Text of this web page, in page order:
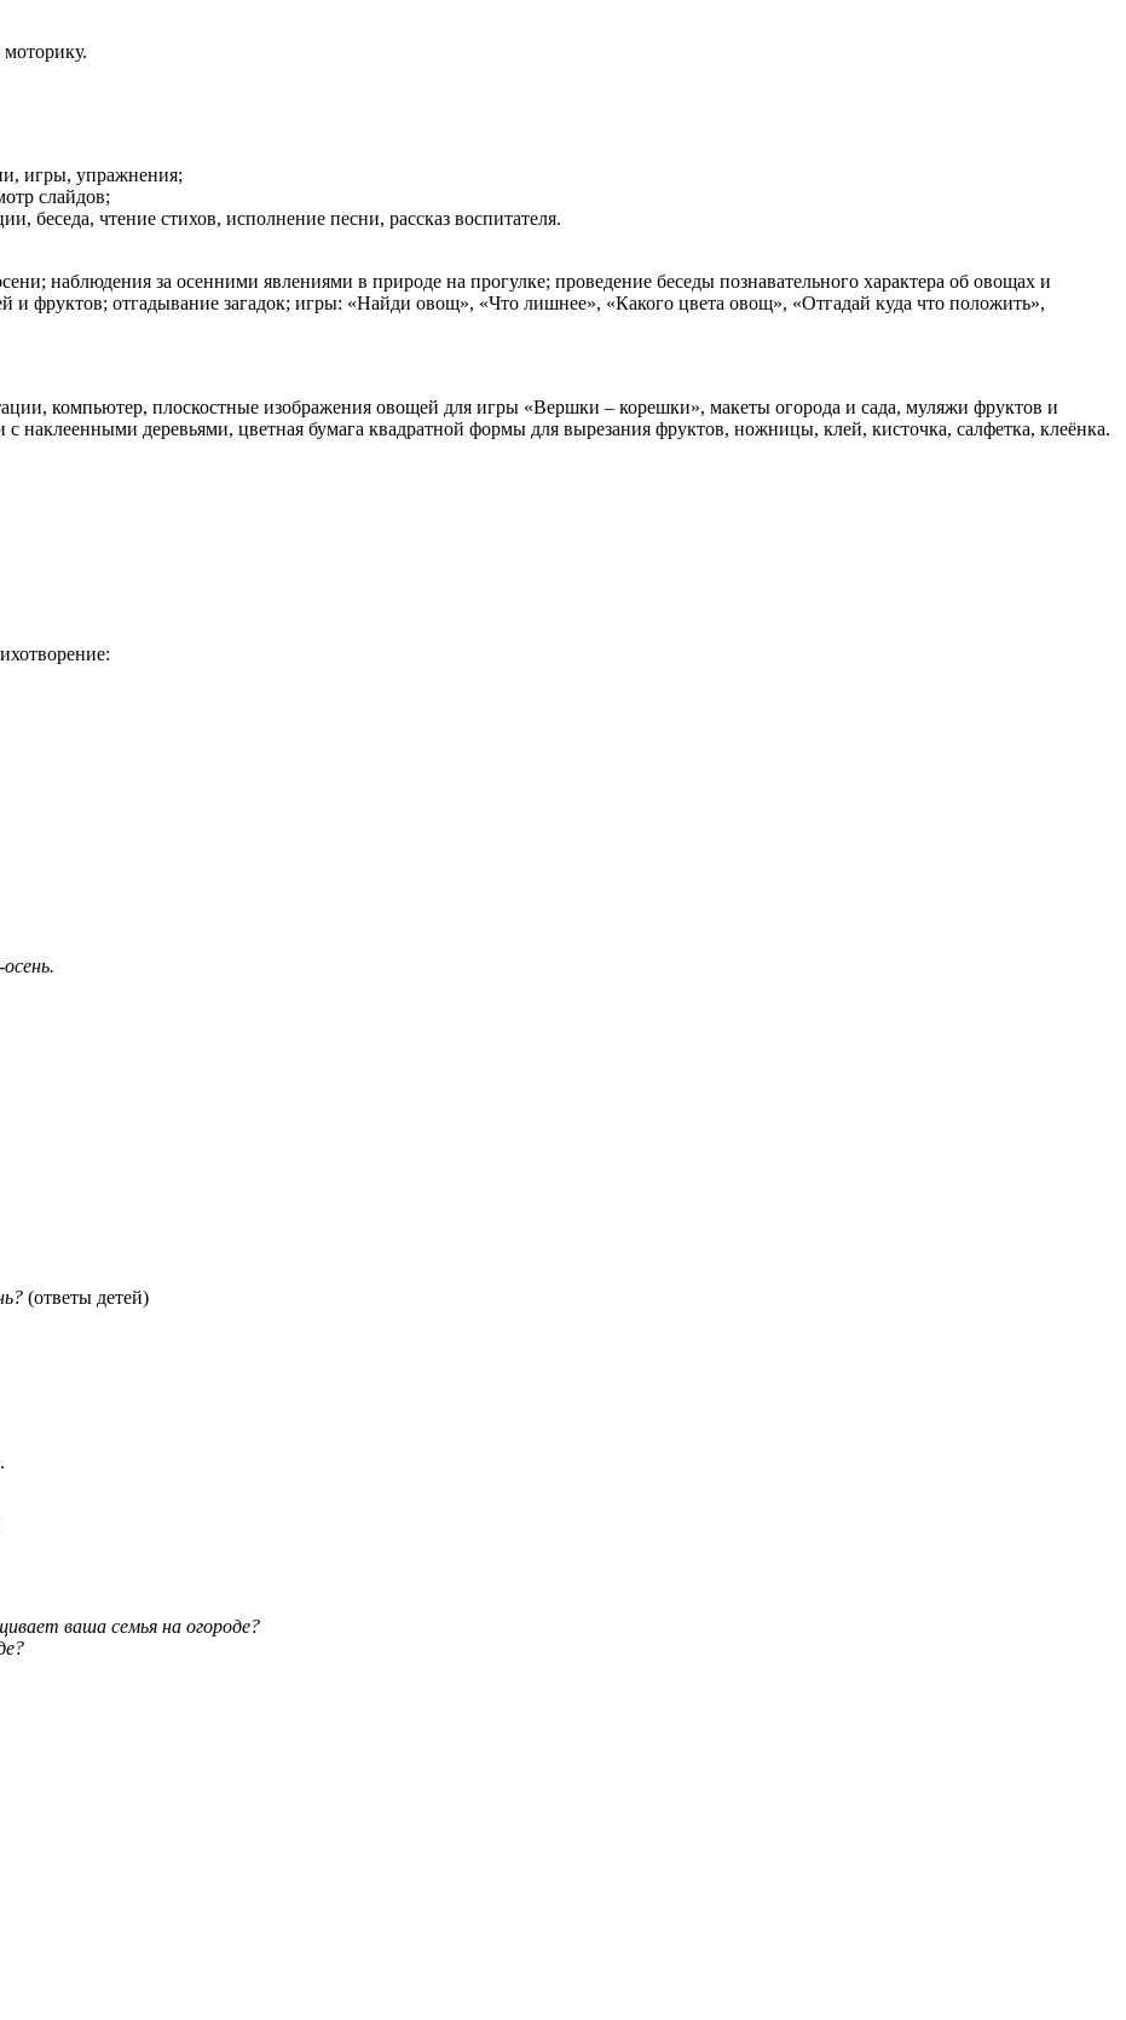
игры, упражнения;
слайдов;
беседа, чтение стихов, исполнение песни, рассказ воспитателя.
наблюдения за осенними явлениями в природе на прогулке; проведение беседы познавательного характера об овощах и
и фруктов; отгадывание загадок; игры: «Найди овощ», «Что лишнее», «Какого цвета овощ», «Отгадай куда что положить»,
компьютер, плоскостные изображения овощей для игры «Вершки – корешки», макеты огорода и сада, муляжи фруктов и
наклеенными деревьями, цветная бумага квадратной формы для вырезания фруктов, ножницы, клей, кисточка, салфетка, клеёнка.
(ответы детей)
ваша семья на огороде?